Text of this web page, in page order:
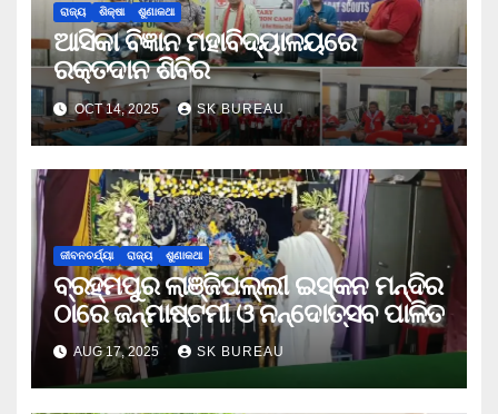
ରାଜ୍ୟ ଶିକ୍ଷା ଶୁଣାକଥା
ଆସିକା ବିଜ୍ଞାନ ମହାବିଦ୍ୟାଳୟରେ
ରକ୍ତଦାନ ଶିବିର
OCT 14, 2025 SK BUREAU
ଜୀବନଚର୍ଯ୍ୟା ରାଜ୍ୟ ଶୁଣାକଥା
ବ୍ରହ୍ମପୁର ଲାଞ୍ଜିପଲ୍ଲୀ ଇସ୍କନ ମନ୍ଦିର
ଠାରେ ଜନ୍ମାଷ୍ଟମୀ ଓ ନନ୍ଦୋତ୍ସବ ପାଳିତ
AUG 17, 2025 SK BUREAU